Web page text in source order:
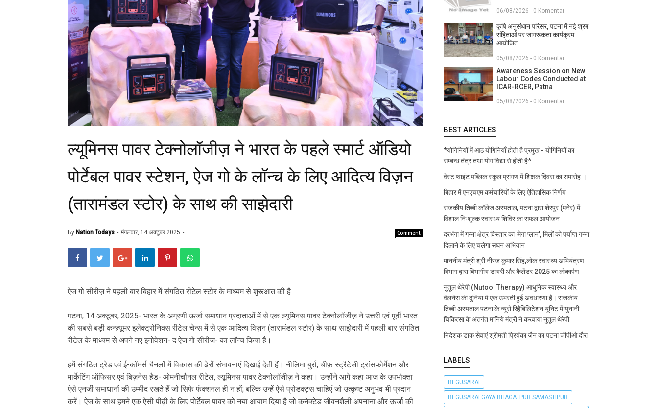
ल्यूमिनस पावर टेक्नोलॉजीज़ ने भारत के पहले स्मार्ट ऑडियो
पोर्टेबल पावर स्टेशन, ऐज गो के लॉन्च के लिए आदित्य विज़न
(तारामंडल स्टोर) के साथ की साझेदारी
By Nation Todays मंगलवार, 14 अक्टूबर 2025 Comment
ऐज गो सीरीज़ ने पहली बार बिहार में संगठित रीटेल स्टोर के माध्यम से शुरूआत की है
पटना, 14 अक्टूबर, 2025- भारत के अग्रणी ऊर्जा समाधान प्रदाताओं में से एक ल्यूमिनस पावर टेक्नोलॉजीज़ ने उत्तरी एवं पूर्वी भारत
की सबसे बड़ी कन्ज़्यूमर इलेक्ट्रोनिक्स रीटेल चेन्स में से एक आदित्य विज़न (तारामंडल स्टोर) के साथ साझेदारी में पहली बार संगठित
रीटेल के माध्यम से अपने नए इनोवेशन- द ऐज गो सीरीज़- का लॉन्च किया है।
हमें संगठित ट्रेड एवं ई-कॉमर्स चैनलों में विकास की ढेरों संभावनाएं दिखाई देती हैं। नीलिमा बुर्रा, चीफ़ स्ट्रैटेजी ट्रांसफोर्मेशन और
मार्केटिंग ऑफिसर एवं बिज़नेस हैड- ओमनीचौनल रीटेल, ल्यूमिनस पावर टेक्नोलॉजीज़ ने कहा। उन्होंने आगे कहा आज के उपभोक्ता
ऐसे एनर्जी समाधानों की उम्मीद रखते हैं जो सिर्फ फंक्शनल ही न हों; बल्कि उन्हें ऐसे प्रोडक्ट्स चाहिएं जो उत्कृष्ट अनुभव भी प्रदान
करें। ऐज के साथ हमने एक ऐसी पीढ़ी के लिए पोर्टेबल पावर को नया आयाम दिया है जो कनेक्टेड जीवनशैली अपनाना और ऊर्जा की
06/08/2026 - 0 Komentar
कृषि अनुसंधान परिसर, पटना में नई श्रम
संहिताओं पर जागरूकता कार्यक्रम
आयोजित
05/08/2026 - 0 Komentar
Awareness Session on New
Labour Codes Conducted at
ICAR-RCER, Patna
05/08/2026 - 0 Komentar
BEST ARTICLES
*योगिनियों में आठ योगिनियाँ होती है प्रमुख - योगिनियों का
सम्बन्ध तंत्र तथा योग विद्या से होती है*
वेस्ट प्वाइंट पब्लिक स्कूल प्रांगण में शिक्षक दिवस का समारोह ।
बिहार में एनएचएम कर्मचारियों के लिए ऐतिहासिक निर्णय
राजकीय तिब्बी कॉलेज अस्पताल, पटना द्वारा शेरपुर (मनेर) में
विशाल निःशुल्क स्वास्थ्य शिविर का सफल आयोजन
दरभंगा में गन्ना क्षेत्र विस्तार का 'मेगा प्लान', मिलों को पर्याप्त गन्ना
दिलाने के लिए चलेगा सघन अभियान
माननीय मंत्री श्री नीरज कुमार सिंह,लोक स्वास्थ्य अभियंत्रण
विभाग द्वारा विभागीय डायरी और कैलेंडर 2025 का लोकार्पण
नुतूल थेरेपी (Nutool Therapy) आधुनिक स्वास्थ्य और
वेलनेस की दुनिया में एक उभरती हुई अवधारणा है। राजकीय
तिब्बी अस्पताल पटना के न्यूरो रिहैबिलिटेशन यूनिट में युनानी
चिकित्सा के अंतर्गत मानिये मंत्री ने करवाया नुतूल थेरेपी
निदेशक डाक सेवाएं श्रीमती प्रियंका जैन का पटना जीपीओ दौरा
LABELS
BEGUSARAI
BEGUSARAI GAYA BHAGALPUR SAMASTIPUR